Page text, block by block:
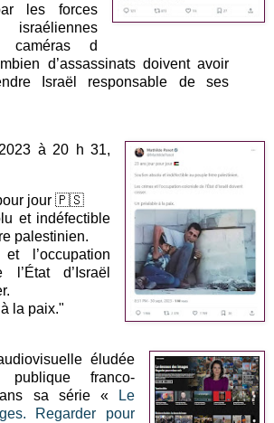
les forces
israéliennes
caméras d
d’assassinats doivent avoir
Israël responsable de ses
à 20 h 31,
jour 🇵🇸
et indéfectible
palestinien.
l’occupation
d’Israël
la paix."
éludée
franco-
sa série «
Le
Regarder pour